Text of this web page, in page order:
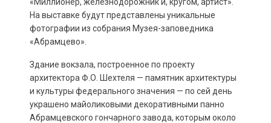
На выставке будут представлены уникальные
фотографии из собрания Музея-заповедника
«Абрамцево».
Здание вокзала, построенное по проекту
архитектора Ф.О. Шехтеля — памятник архитектуры
и культуры федерального значения — по сей день
украшено майоликовыми декоративными панно
Абрамцевского гончарного завода, которым около